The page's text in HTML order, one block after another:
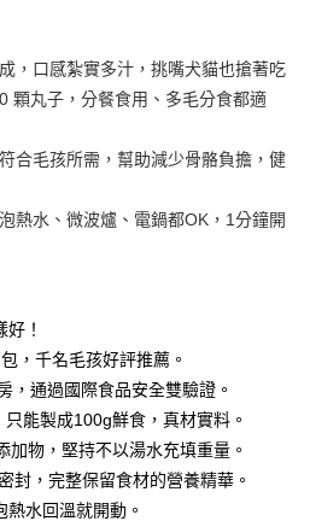
彰化商業銀行
台北富邦商業銀行
台中商業銀行
永豐商業銀行
大哥大用戶可立即使用無須另外申請。
，訂單成立後會自動跳轉到大哥付的交易
期的期數、繳款截止日，確認付款後即完
金額請依後續交易確認頁面所載為準。
認交易或遇審核未通過，訂單將自動取
，表示未達大哥付你分期系統評分，恕無
，口感紮實多汁，挑嘴犬貓也搶著吃
顆丸子，分餐食用、多毛分食都適
合毛孩所需，幫助減少骨骼負擔，健
熱水、微波爐、電鍋都OK，1分鐘開
！
，千名毛孩好評推薦。
，通過國際食品安全雙驗證。
能製成100g鮮食，真材實料。
物，堅持不以湯水充填重量。
封，完整保留食材的營養精華。
水回溫就開動。